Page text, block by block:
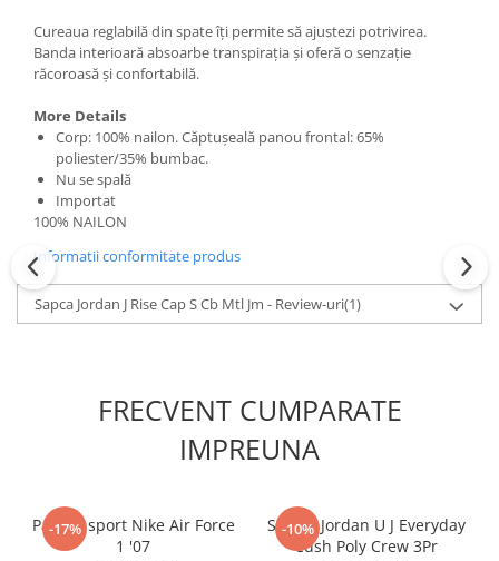
Cureaua reglabilă din spate îți permite să ajustezi potrivirea.
Banda interioară absoarbe transpirația și oferă o senzație
răcoroasă și confortabilă.
More Details
Corp: 100% nailon. Căptușeală panou frontal: 65%
poliester/35% bumbac.
Nu se spală
Importat
100% NAILON
Informatii conformitate produs
Sapca Jordan J Rise Cap S Cb Mtl Jm - Review-uri(1)
FRECVENT CUMPARATE
IMPREUNA
-17%
Pantofi sport Nike Air Force
1 '07
-10%
Sosete Jordan U J Everyday
Cush Poly Crew 3Pr